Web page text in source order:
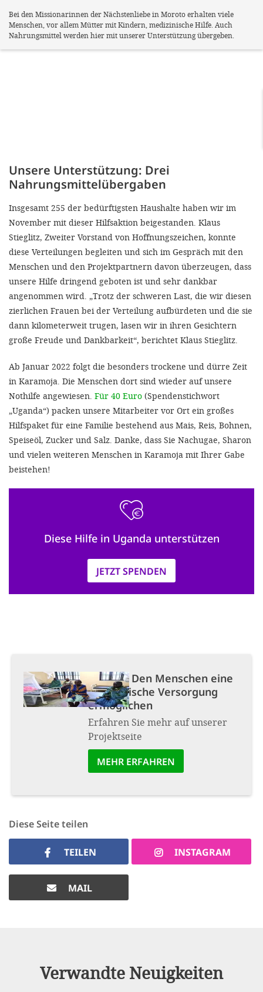
Bei den Missionarinnen der Nächstenliebe in Moroto erhalten viele
Menschen, vor allem Mütter mit Kindern, medizinische Hilfe. Auch
Nahrungsmittel werden hier mit unserer Unterstützung übergeben.
Unsere Unterstützung: Drei
Nahrungsmittelübergaben
Insgesamt 255 der bedürftigsten Haushalte haben wir im
November mit dieser Hilfsaktion beigestanden. Klaus
Stieglitz, Zweiter Vorstand von Hoffnungszeichen, konnte
diese Verteilungen begleiten und sich im Gespräch mit den
Menschen und den Projektpartnern davon überzeugen, dass
unsere Hilfe dringend geboten ist und sehr dankbar
angenommen wird. „Trotz der schweren Last, die wir diesen
zierlichen Frauen bei der Verteilung aufbürdeten und die sie
dann kilometerweit trugen, lasen wir in ihren Gesichtern
große Freude und Dankbarkeit“, berichtet Klaus Stieglitz.
Ab Januar 2022 folgt die besonders trockene und dürre Zeit
in Karamoja. Die Menschen dort sind wieder auf unsere
Nothilfe angewiesen. Für 40 Euro (Spendenstichwort
„Uganda“) packen unsere Mitarbeiter vor Ort ein großes
Hilfspaket für eine Familie bestehend aus Mais, Reis, Bohnen,
Speiseöl, Zucker und Salz. Danke, dass Sie Nachugae, Sharon
und vielen weiteren Menschen in Karamoja mit Ihrer Gabe
beistehen!
Diese Hilfe in Uganda unterstützen
JETZT SPENDEN
Projekt: Den Menschen eine
medizinische Versorgung
ermöglichen
Erfahren Sie mehr auf unserer
Projektseite
MEHR ERFAHREN
Diese Seite teilen
TEILEN INSTAGRAM
MAIL
Verwandte Neuigkeiten